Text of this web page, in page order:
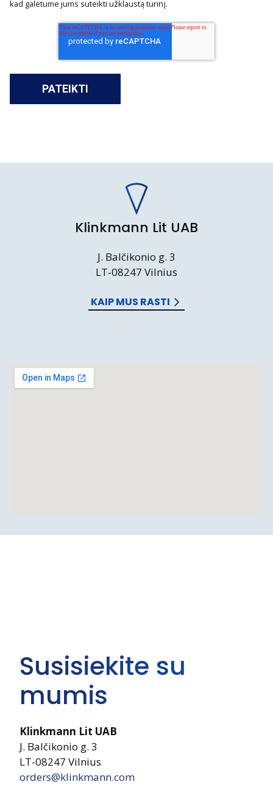
kad galėtume jums suteikti užklaustą turinį.
Klinkmann Lit UAB
J. Balčikonio g. 3
LT-08247 Vilnius
KAIP MUS RASTI
Susisiekite su
mumis
Klinkmann Lit UAB
J. Balčikonio g. 3
LT-08247 Vilnius
orders@klinkmann.com